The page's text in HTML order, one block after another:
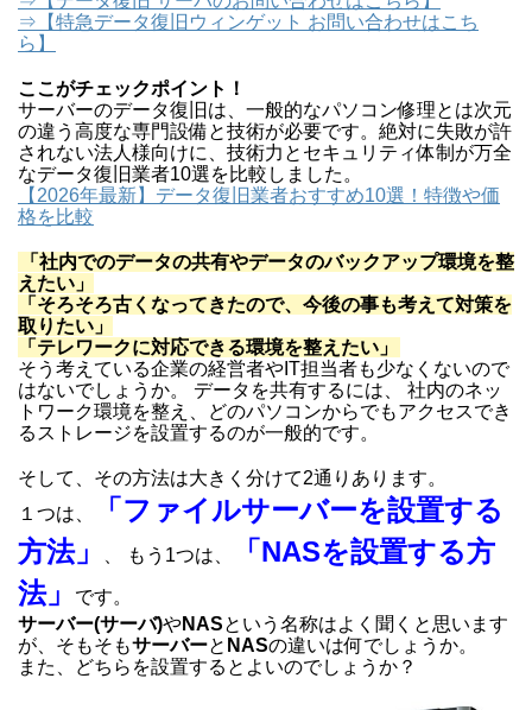
⇒【特急データ復旧ウィンゲット お問い合わせはこち
ら】
ここがチェックポイント！
サーバーのデータ復旧は、一般的なパソコン修理とは次元
の違う高度な専門設備と技術が必要です。絶対に失敗が許
されない法人様向けに、技術力とセキュリティ体制が万全
なデータ復旧業者10選を比較しました。
【2026年最新】データ復旧業者おすすめ10選！特徴や価
格を比較
「社内でのデータの共有やデータのバックアップ環境を整
えたい」
「そろそろ古くなってきたので、今後の事も考えて対策を
取りたい」
「テレワークに対応できる環境を整えたい」
そう考えている企業の経営者やIT担当者も少なくないので
はないでしょうか。 データを共有するには、 社内のネッ
トワーク環境を整え、どのパソコンからでもアクセスでき
るストレージを設置するのが一般的です。
そして、その方法は大きく分けて2通りあります。
１つは、
「ファイルサーバーを設置する
方法」
、 もう1つは、
「NASを設置する方
法」
です。
サーバー(サーバ)やNASという名称はよく聞くと思います
が、そもそもサーバーと NASの違いは何でしょうか。
また、どちらを設置するとよいのでしょうか？